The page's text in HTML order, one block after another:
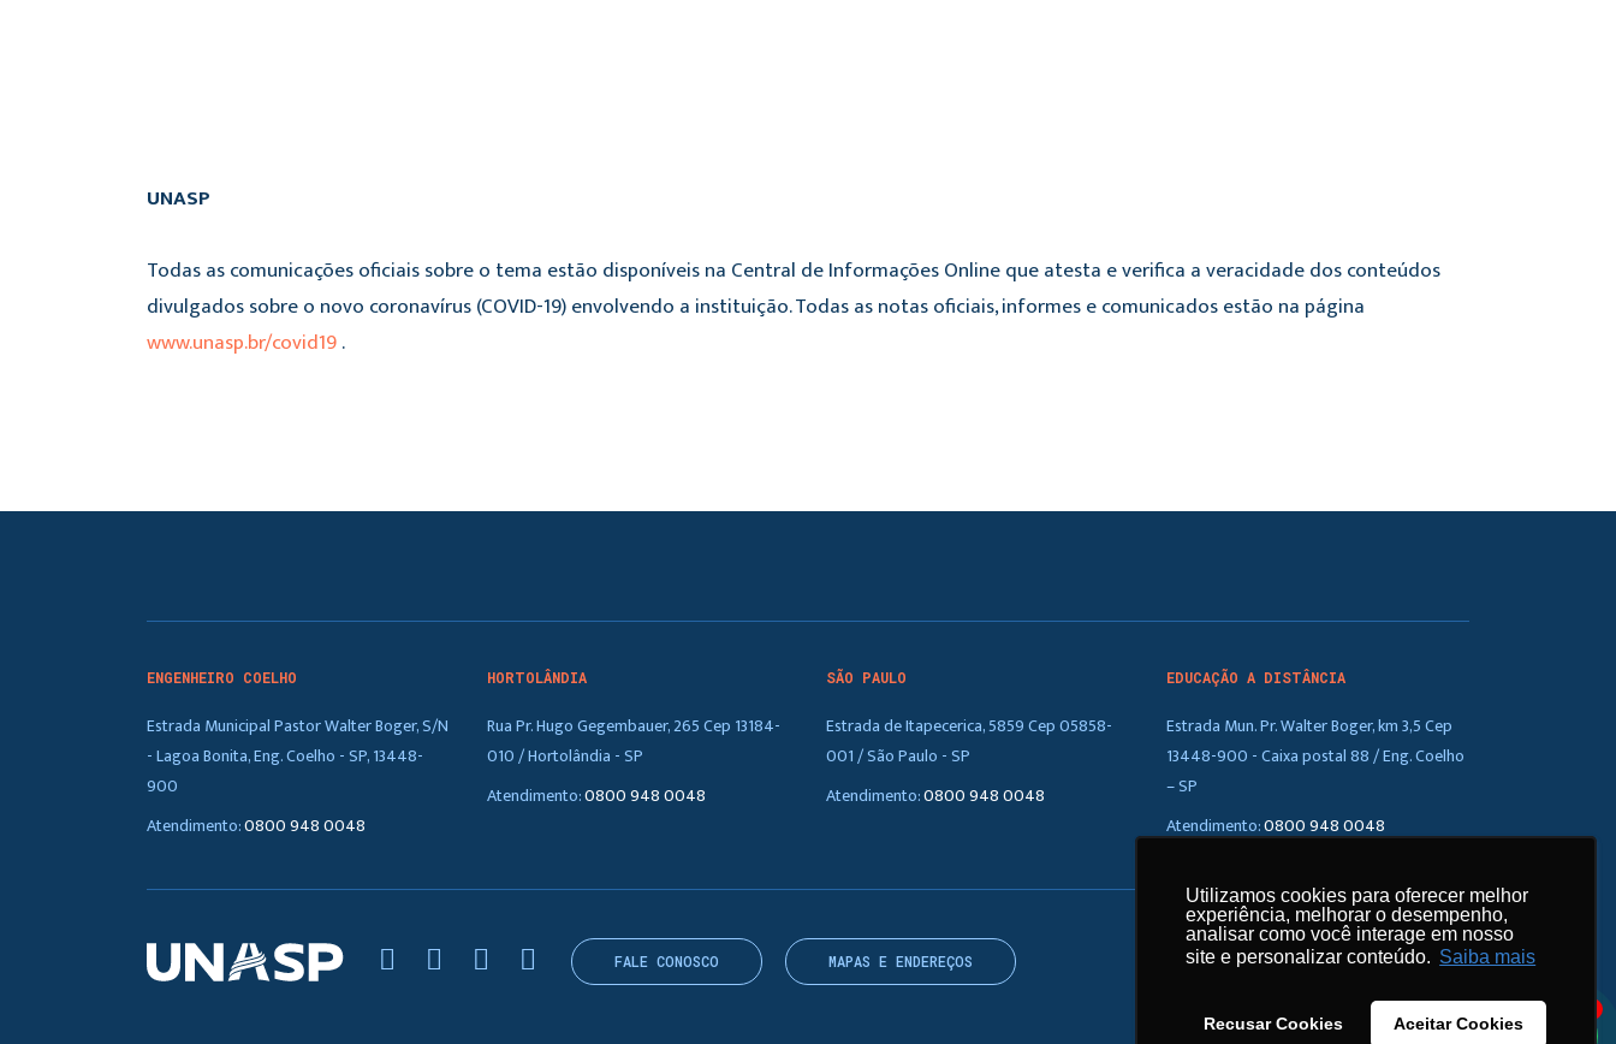
Utilizamos cookies para oferecer melhor
experiência, melhorar o desempenho,
analisar como você interage em nosso
site e personalizar conteúdo. Saiba mais
Recusar Cookies Aceitar Cookies
Utilizamos cookies para oferecer melhor
experiência, melhorar o desempenho,
analisar como você interage em nosso
site e personalizar conteúdo. Saiba mais
Recusar Cookies Aceitar Cookies
UNASP
Todas as comunicações oficiais sobre o tema estão disponíveis na Central de Informações Online que atesta e verifica a veracidade dos conteúdos
divulgados sobre o novo coronavírus (COVID-19) envolvendo a instituição. Todas as notas oficiais, informes e comunicados estão na página
www.unasp.br/covid19.
ENGENHEIRO COELHO
Estrada Municipal Pastor Walter Boger, S/N
- Lagoa Bonita, Eng. Coelho - SP, 13448-
900
Atendimento:0800 948 0048
HORTOLÂNDIA
Rua Pr. Hugo Gegembauer, 265 Cep 13184-
010 / Hortolândia - SP
Atendimento:0800 948 0048
SÃO PAULO
Estrada de Itapecerica, 5859 Cep 05858-
001 / São Paulo - SP
Atendimento:0800 948 0048
EDUCAÇÃO A DISTÂNCIA
Estrada Mun. Pr. Walter Boger, km 3,5 Cep
13448-900 - Caixa postal 88 / Eng. Coelho
– SP
Atendimento:0800 948 0048
FALE CONOSCO MAPAS E ENDEREÇOS